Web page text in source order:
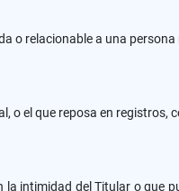
o relacionable a una
o el que reposa en
la intimidad del Titular o que